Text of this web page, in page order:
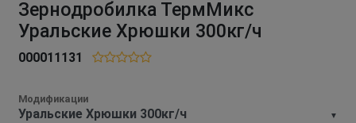
Зернодробилка ТермМикс
Уральские Хрюшки 300кг/ч
000011131
▼
Модификации